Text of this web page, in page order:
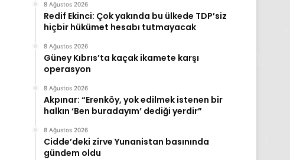
8 Ağustos 2026
Redif Ekinci: Çok yakında bu ülkede TDP’siz
hiçbir hükümet hesabı tutmayacak
8 Ağustos 2026
Güney Kıbrıs’ta kaçak ikamete karşı
operasyon
8 Ağustos 2026
Akpınar: “Erenköy, yok edilmek istenen bir
halkın ‘Ben buradayım’ dediği yerdir”
8 Ağustos 2026
Cidde’deki zirve Yunanistan basınında
gündem oldu